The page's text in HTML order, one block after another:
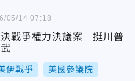
決戰爭權力決議案 挺川普
伊戰爭 美國參議院
05/14 07:18